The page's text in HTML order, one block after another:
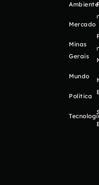
Ambiente
Mercado
Minas
Gerais
Mundo
Política